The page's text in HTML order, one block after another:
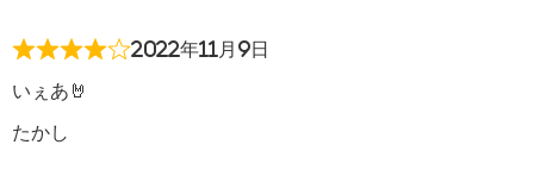
2022年11月9日
いぇあ🤘
たかし